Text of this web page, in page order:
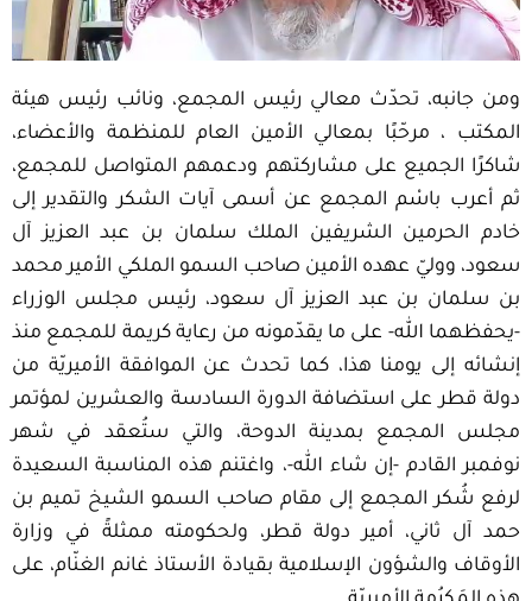
ومن جانبه، تحدّث معالي رئيس المجمع، ونائب رئيس هيئة
المكتب ، مرحّبًا بمعالي الأمين العام للمنظمة والأعضاء،
شاكرًا الجميع على مشاركتهم ودعمهم المتواصل للمجمع،
ثم أعرب باسْم المجمع عن أسمى آيات الشكر والتقدير إلى
خادم الحرمين الشريفين الملك سلمان بن عبد العزيز آل
سعود، ووليّ عهده الأمين صاحب السمو الملكي الأمير محمد
بن سلمان بن عبد العزيز آل سعود، رئيس مجلس الوزراء
-يحفظهما الله- على ما يقدّمونه من رعاية كريمة للمجمع منذ
إنشائه إلى يومنا هذا، كما تحدث عن الموافقة الأميريّة من
دولة قطر على استضافة الدورة السادسة والعشرين لمؤتمر
مجلس المجمع بمدينة الدوحة، والتي ستُعقد في شهر
نوفمبر القادم -إن شاء الله-، واغتنم هذه المناسبة السعيدة
لرفع شُكر المجمع إلى مقام صاحب السمو الشيخ تميم بن
حمد آل ثاني، أمير دولة قطر، ولحكومته ممثلةً في وزارة
الأوقاف والشؤون الإسلامية بقيادة الأستاذ غانم الغنّام، على